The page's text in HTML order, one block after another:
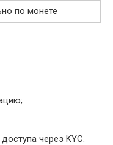
по монете
через KYC.